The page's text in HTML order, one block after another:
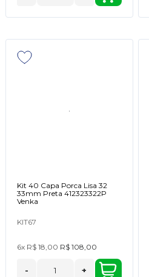
Kit 40 Capa Porca Lisa 32
33mm Preta 412323322P
Venka
KIT67
6x R$ 18,00 R$ 108,00
- +